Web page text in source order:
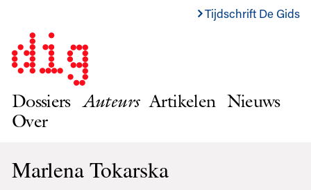
Tijdschrift De Gids
Dossiers Auteurs Artikelen Nieuws
Over
Marlena Tokarska